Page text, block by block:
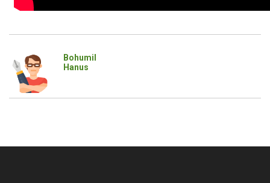
Bohumil
Hanus